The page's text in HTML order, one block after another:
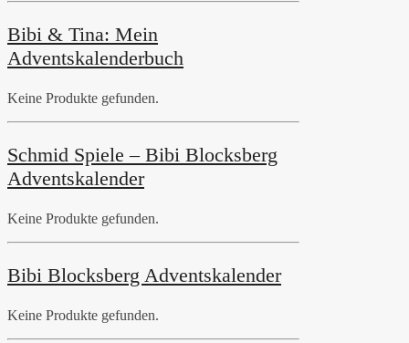
Bibi & Tina: Mein
Adventskalenderbuch
Keine Produkte gefunden.
Schmid Spiele – Bibi Blocksberg
Adventskalender
Keine Produkte gefunden.
Bibi Blocksberg Adventskalender
Keine Produkte gefunden.